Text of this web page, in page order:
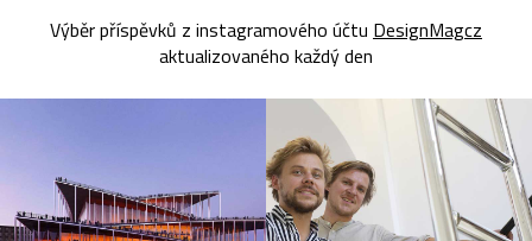
Výběr příspěvků z instagramového účtu DesignMagcz
aktualizovaného každý den